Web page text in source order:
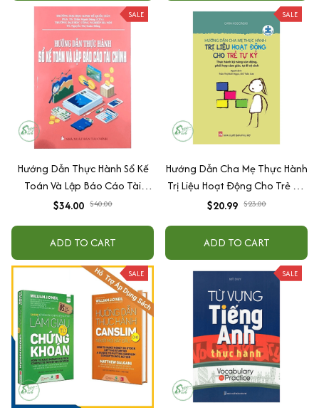
SALE
Hướng Dẫn Thực Hành Sổ Kế
Toán Và Lập Báo Cáo Tài
Chính
$34.00 $40.00
ADD TO CART
SALE
Hướng Dẫn Cha Mẹ Thực Hành
Trị Liệu Hoạt Động Cho Trẻ Tự
Kỷ
$20.99 $23.00
ADD TO CART
SALE SALE